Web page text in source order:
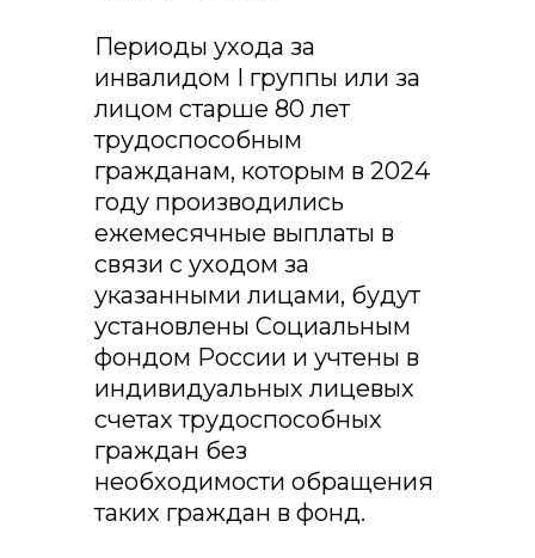
Периоды ухода за
инвалидом I группы или за
лицом старше 80 лет
трудоспособным
гражданам, которым в 2024
году производились
ежемесячные выплаты в
связи с уходом за
указанными лицами, будут
установлены Социальным
фондом России и учтены в
индивидуальных лицевых
счетах трудоспособных
граждан без
необходимости обращения
таких граждан в фонд.